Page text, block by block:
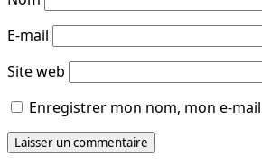
E-mail
Site web
Enregistrer mon nom, mon e-